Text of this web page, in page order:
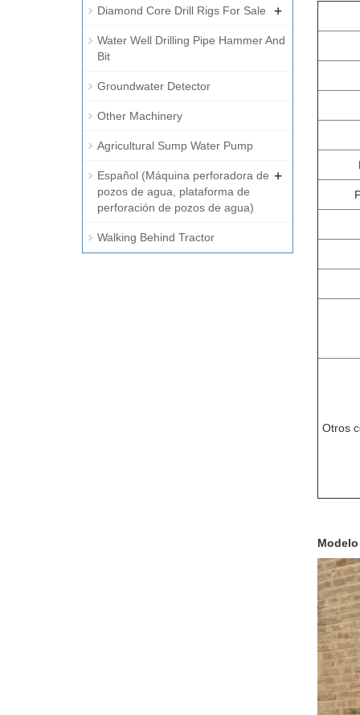
Otros
Diamond Core Drill Rigs For Sale +
Water Well Drilling Pipe Hammer And
Bit
Groundwater Detector
Other Machinery
Agricultural Sump Water Pump
Español (Máquina perforadora de
pozos de agua, plataforma de
perforación de pozos de agua)
+
Walking Behind Tractor